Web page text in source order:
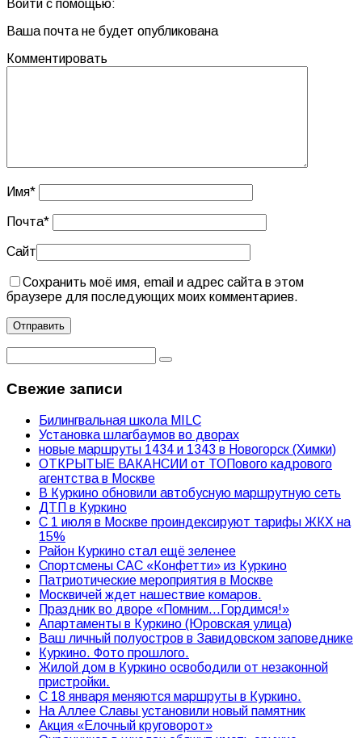
Войти с помощью:
Ваша почта не будет опубликована
Комментировать
Имя*
Почта*
Сайт
Сохранить моё имя, email и адрес сайта в этом
браузере для последующих моих комментариев.
Свежие записи
Билингвальная школа MILC
Установка шлагбаумов во дворах
новые маршруты 1434 и 1343 в Новогорск (Химки)
ОТКРЫТЫЕ ВАКАНСИИ от ТОПового кадрового
агентства в Москве
В Куркино обновили автобусную маршрутную сеть
ДТП в Куркино
С 1 июля в Москве проиндексируют тарифы ЖКХ на
15%
Район Куркино стал ещё зеленее
Спортсмены САС «Конфетти» из Куркино
Патриотические мероприятия в Москве
Москвичей ждет нашествие комаров.
Праздник во дворе «Помним…Гордимся!»
Апартаменты в Куркино (Юровская улица)
Ваш личный полуостров в Завидовском заповеднике
Куркино. Фото прошлого.
Жилой дом в Куркино освободили от незаконной
пристройки.
С 18 января меняются маршруты в Куркино.
На Аллее Славы установили новый памятник
Акция «Елочный круговорот»